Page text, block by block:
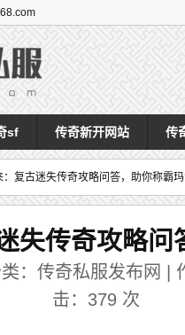
sf 传奇新开网站 传
：复古迷失传奇攻略问答，助你称霸
失传奇攻略问
：传奇私服发布网 |
击： 379 次